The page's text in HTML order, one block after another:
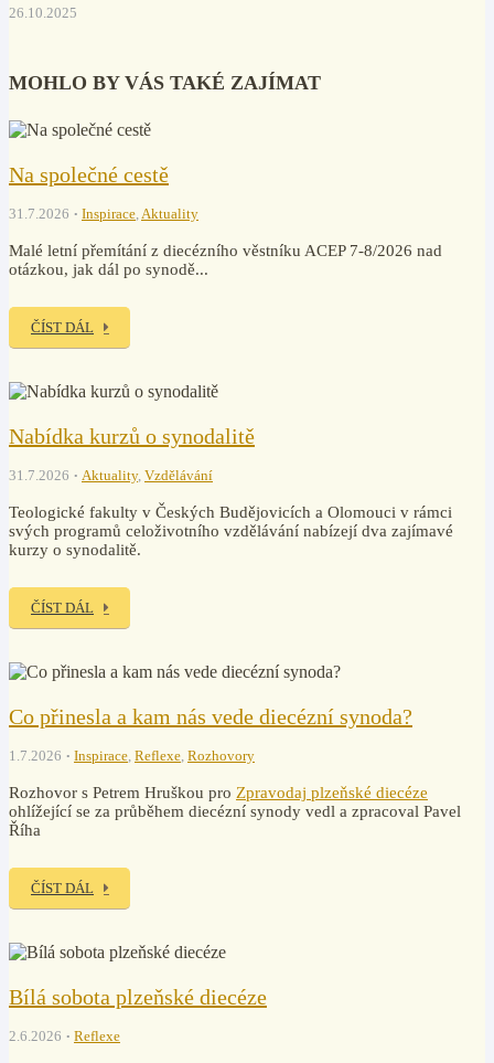
26.10.2025
MOHLO BY VÁS TAKÉ ZAJÍMAT
Na společné cestě
31.7.2026 Inspirace,Aktuality
Malé letní přemítání z diecézního věstníku ACEP 7-8/2026 nad
otázkou, jak dál po synodě...
ČÍST DÁL
Nabídka kurzů o synodalitě
31.7.2026 Aktuality, Vzdělávání
Teologické fakulty v Českých Budějovicích a Olomouci v rámci
svých programů celoživotního vzdělávání nabízejí dva zajímavé
kurzy o synodalitě.
ČÍST DÁL
Co přinesla a kam nás vede diecézní synoda?
1.7.2026 Inspirace, Reflexe, Rozhovory
Rozhovor s Petrem Hruškou pro Zpravodaj plzeňské diecéze
ohlížející se za průběhem diecézní synody vedl a zpracoval Pavel
Říha
ČÍST DÁL
Bílá sobota plzeňské diecéze
2.6.2026 Reflexe